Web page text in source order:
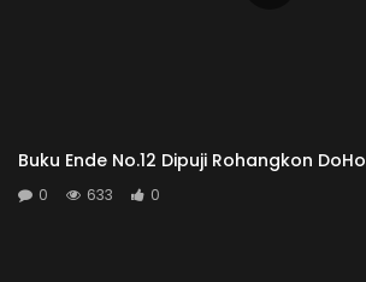
Buku Ende No.12 Dipuji Rohangkon DoHo
0 633 0